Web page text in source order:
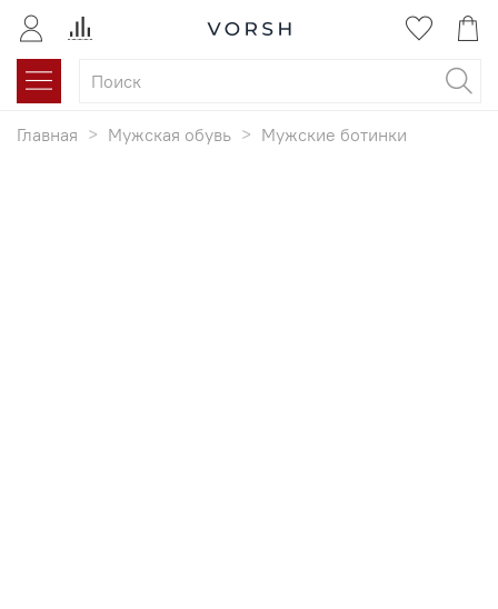
Главная Мужская обувь Мужские ботинки